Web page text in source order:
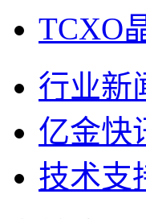
TCXO
行业新
亿金快
技术支